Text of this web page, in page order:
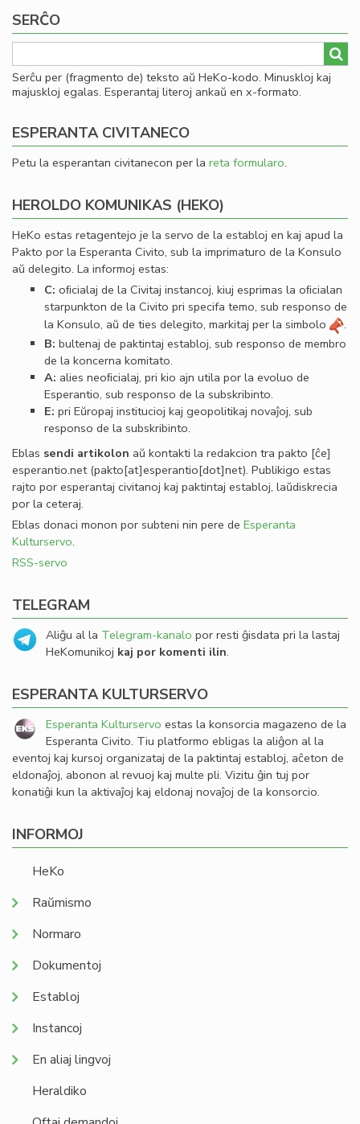
SERĈO
Serĉu per (fragmento de) teksto aŭ HeKo-kodo. Minuskloj kaj
majuskloj egalas. Esperantaj literoj ankaŭ en x-formato.
ESPERANTA CIVITANECO
Petu la esperantan civitanecon per la reta formularo.
HEROLDO KOMUNIKAS (HEKO)
HeKo estas retagentejo je la servo de la establoj en kaj apud la
Pakto por la Esperanta Civito, sub la imprimaturo de la Konsulo
aŭ delegito. La informoj estas:
C: oﬁcialaj de la Civitaj instancoj, kiuj esprimas la oﬁcialan
starpunkton de la Civito pri specifa temo, sub responso de
la Konsulo, aŭ de ties delegito, markitaj per la simbolo
.
B: bultenaj de paktintaj establoj, sub responso de membro
de la koncerna komitato.
A: alies neoﬁcialaj, pri kio ajn utila por la evoluo de
Esperantio, sub responso de la subskribinto.
E: pri Eŭropaj institucioj kaj geopolitikaj novaĵoj, sub
responso de la subskribinto.
Eblas sendi artikolon aŭ kontakti la redakcion tra pakto [ĉe]
esperantio.net(pakto[at]esperantio[dot]net). Publikigo estas
rajto por esperantaj civitanoj kaj paktintaj establoj, laŭdiskrecia
por la ceteraj.
Eblas donaci monon por subteni nin pere de Esperanta
Kulturservo.
RSS-servo
TELEGRAM
Aliĝu al la Telegram-kanalo por resti ĝisdata pri la lastaj
HeKomunikoj kaj por komenti ilin.
ESPERANTA KULTURSERVO
Esperanta Kulturservo estas la konsorcia magazeno de la
Esperanta Civito. Tiu platformo ebligas la aliĝon al la
eventoj kaj kursoj organizataj de la paktintaj establoj, aĉeton de
eldonaĵoj, abonon al revuoj kaj multe pli. Vizitu ĝin tuj por
konatiĝi kun la aktivaĵoj kaj eldonaj novaĵoj de la konsorcio.
INFORMOJ
HeKo
Raŭmismo
Normaro
Dokumentoj
Establoj
Instancoj
En aliaj lingvoj
Heraldiko